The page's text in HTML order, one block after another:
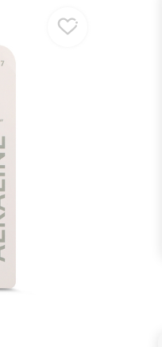
Venta corporativa
PyME